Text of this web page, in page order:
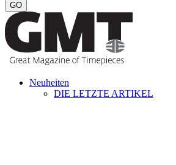
Neuheiten
DIE LETZTE ARTIKEL